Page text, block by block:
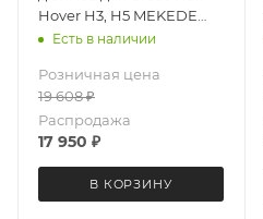
Hover H3, H5 MEKEDE
X20-W 2752-6829 Android
9863A DSP
Есть в наличии
Розничная цена
19 608₽
Распродажа
17 950 ₽
В КОРЗИНУ